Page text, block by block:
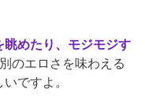
めたり、モジモジす
のエロさを味わえる
ですよ。